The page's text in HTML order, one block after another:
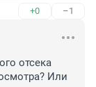
+0 –1
отсека
Или